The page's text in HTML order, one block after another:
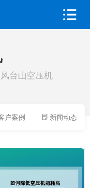
台山空压机
户案例 新闻动态